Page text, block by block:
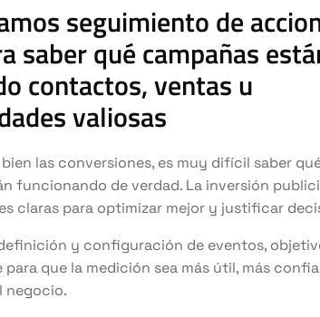
seguimiento de
saber qué campañas
contactos, ventas u
valiosas
las conversiones, es muy difícil saber
funcionando de verdad. La inversión
claras para optimizar mejor y justificar
y configuración de eventos,
que la medición sea más útil, más
negocio.